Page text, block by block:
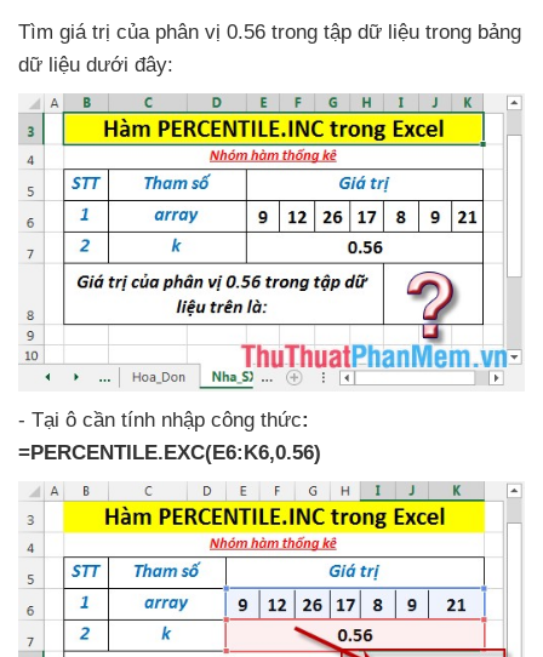
Tìm giá trị của phân vị 0.56 trong tập dữ liệu trong bảng
dữ liệu dưới đây:
- Tại ô cần tính nhập công thức:
=PERCENTILE.EXC(E6:K6,0.56)